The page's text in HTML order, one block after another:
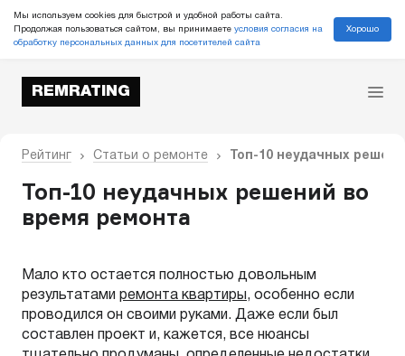
Мы используем cookies для быстрой и удобной работы сайта.
Продолжая пользоваться сайтом, вы принимаете условия согласия на
обработку персональных данных для посетителей сайта
Хорошо
REMRATING
Рейтинг Статьи о ремонте Топ-10 неудачных
Топ-10 неудачных решений во
время ремонта
Мало кто остается полностью довольным
результатами ремонта квартиры , особенно если
проводился он своими руками. Даже если был
составлен проект и, кажется, все нюансы